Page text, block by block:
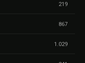
219
867
1.029